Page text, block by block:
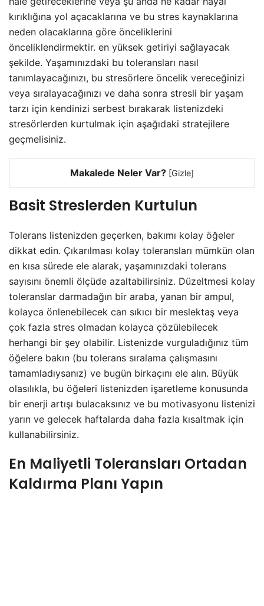
kırıklığına yol açacaklarına ve bu stres kaynaklarına
neden olacaklarına göre önceliklerini
önceliklendirmektir. en yüksek getiriyi sağlayacak
şekilde. Yaşamınızdaki bu toleransları nasıl
tanımlayacağınızı, bu stresörlere öncelik vereceğinizi
veya sıralayacağınızı ve daha sonra stresli bir yaşam
tarzı için kendinizi serbest bırakarak listenizdeki
stresörlerden kurtulmak için aşağıdaki stratejilere
geçmelisiniz.
Makalede Neler Var? [Gizle]
Basit Streslerden Kurtulun
Tolerans listenizden geçerken, bakımı kolay öğeler
dikkat edin. Çıkarılması kolay toleransları mümkün olan
en kısa sürede ele alarak, yaşamınızdaki tolerans
sayısını önemli ölçüde azaltabilirsiniz. Düzeltmesi kolay
toleranslar darmadağın bir araba, yanan bir ampul,
kolayca önlenebilecek can sıkıcı bir meslektaş veya
çok fazla stres olmadan kolayca çözülebilecek
herhangi bir şey olabilir. Listenizde vurguladığınız tüm
öğelere bakın (bu tolerans sıralama çalışmasını
tamamladıysanız) ve bugün birkaçını ele alın. Büyük
olasılıkla, bu öğeleri listenizden işaretleme konusunda
bir enerji artışı bulacaksınız ve bu motivasyonu listenizi
yarın ve gelecek haftalarda daha fazla kısaltmak için
kullanabilirsiniz.
En Maliyetli Toleransları Ortadan
Kaldırma Planı Yapın